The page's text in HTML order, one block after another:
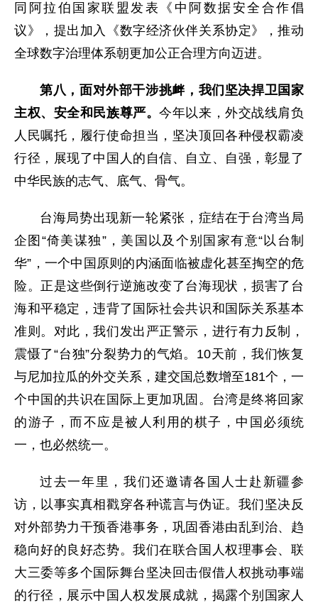
同阿拉伯国家联盟发表《中阿数据安全合作倡
议》，提出加入《数字经济伙伴关系协定》，推动
全球数字治理体系朝更加公正合理方向迈进。
第八，面对外部干涉挑衅，我们坚决捍卫国家
主权、安全和民族尊严。今年以来，外交战线肩负
人民嘱托，履行使命担当，坚决顶回各种侵权霸凌
行径，展现了中国人的自信、自立、自强，彰显了
中华民族的志气、底气、骨气。
台海局势出现新一轮紧张，症结在于台湾当局
企图“倚美谋独”，美国以及个别国家有意“以台制
华”，一个中国原则的内涵面临被虚化甚至掏空的危
险。正是这些倒行逆施改变了台海现状，损害了台
海和平稳定，违背了国际社会共识和国际关系基本
准则。对此，我们发出严正警示，进行有力反制，
震慑了“台独”分裂势力的气焰。10天前，我们恢复
与尼加拉瓜的外交关系，建交国总数增至181个，一
个中国的共识在国际上更加巩固。台湾是终将回家
的游子，而不应是被人利用的棋子，中国必须统
一，也必然统一。
过去一年里，我们还邀请各国人士赴新疆参
访，以事实真相戳穿各种谎言与伪证。我们坚决反
对外部势力干预香港事务，巩固香港由乱到治、趋
稳向好的良好态势。我们在联合国人权理事会、联
大三委等多个国际舞台坚决回击假借人权挑动事端
的行径，展示中国人权发展成就，揭露个别国家人